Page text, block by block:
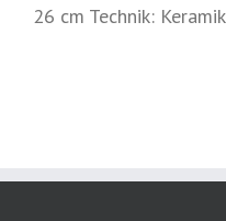
26 cm Technik: